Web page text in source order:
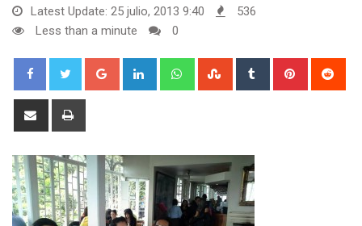
Latest Update: 25 julio, 2013 9:40
536
Less than a minute
0
Google+ LinkedIn WhatsappStumbleUpon
Tumblr Pinterest
Share